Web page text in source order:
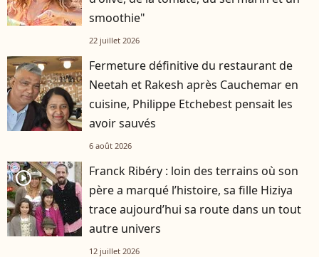
smoothie"
22 juillet 2026
Fermeture définitive du restaurant de
Neetah et Rakesh après Cauchemar en
cuisine, Philippe Etchebest pensait les
avoir sauvés
6 août 2026
player2
Franck Ribéry : loin des terrains où son
père a marqué l’histoire, sa fille Hiziya
trace aujourd’hui sa route dans un tout
autre univers
12 juillet 2026